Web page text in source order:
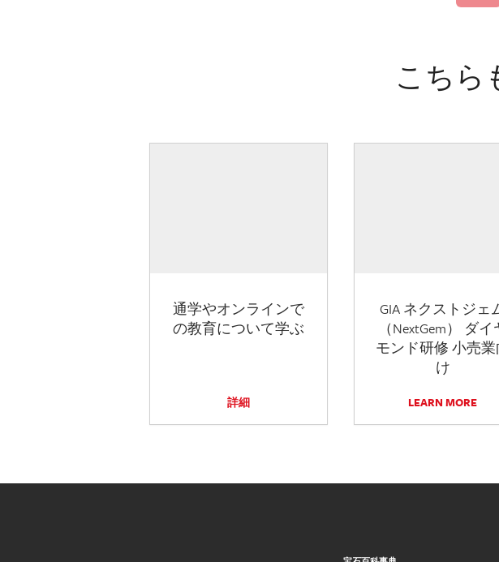
こちら
通学やオンラインで
の教育について学ぶ
詳細
GIA ネクストジェ
（NextGem） ダイ
モンド研修 小売業
け
LEARN MORE